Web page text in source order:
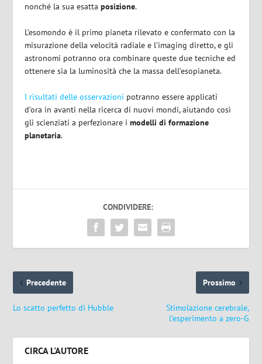
nonché la sua esattaposizione.
L’esomondo è il primo pianeta rilevato e confermato con la
misurazione della velocità radiale e l’imaging diretto, e gli
astronomi potranno ora combinare queste due tecniche ed
ottenere sia la luminosità che la massa dell’esopianeta.
I risultati delle osservazioni potranno essere applicati
d’ora in avanti nella ricerca di nuovi mondi, aiutando così
gli scienziati a perfezionare imodelli di formazione
planetaria.
CONDIVIDERE:
Precedente
Lo scatto perfetto di Hubble
Prossimo
Stimolazione cerebrale,
l’esperimento a zero-G
CIRCA L'AUTORE